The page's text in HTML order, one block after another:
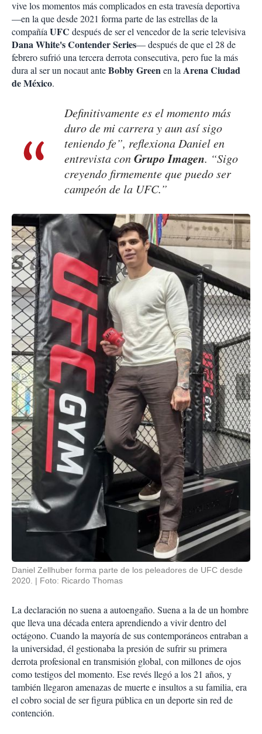
vive los momentos más complicados en esta travesía deportiva
—en la que desde 2021 forma parte de las estrellas de la
compañíaUFC después de ser el vencedor de la serie televisiva
Dana White's Contender Series— después de que el 28 de
febrero sufrió una tercera derrota consecutiva, pero fue la más
dura al ser un nocaut anteBobby Greenen laArena Ciudad
de México.
Definitivamente es el momento más
duro de mi carrera y aun así sigo
teniendo fe”, reflexiona Daniel en
entrevista conGrupo Imagen. “Sigo
creyendo firmemente que puedo ser
campeón de la UFC.”
Daniel Zellhuber forma parte de los peleadores de UFC desde
2020.
Foto: Ricardo Thomas
La declaración no suena a autoengaño. Suena a la de un hombre
que lleva una década entera aprendiendo a vivir dentro del
octágono. Cuando la mayoría de sus contemporáneos entraban a
la universidad, él gestionaba la presión de sufrir su primera
derrota profesional en transmisión global, con millones de ojos
como testigos del momento. Ese revés llegó a los 21 años, y
también llegaron amenazas de muerte e insultos a su familia, era
el cobro social de ser figura pública en un deporte sin red de
contención.